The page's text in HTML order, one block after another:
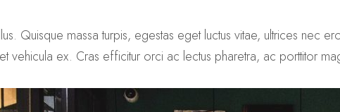
Quisque massa turpis, egestas eget luctus vitae, ultrices nec
vehicula ex. Cras efficitur orci ac lectus pharetra, ac porttitor